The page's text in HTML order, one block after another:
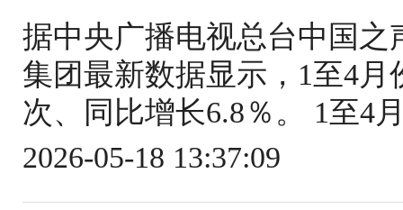
据中央广播电视总台中国
集团最新数据显示，1至4月
次、同比增长6.8％。 1至4
2026-05-18 13:37:09